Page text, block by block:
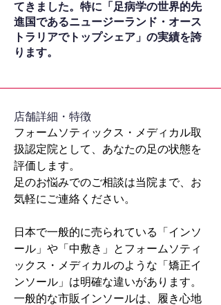
てきました。特に「足病学の世界的先
進国であるニュージーランド・オース
トラリアでトップシェア」の実績を誇
ります。
​店舗詳細・特徴
フォームソティックス・メディカル取
扱認定院として、あなたの足の状態を
評価します。
足のお悩みでのご相談は当院まで、お
気軽にご連絡ください。
日本で一般的に売られている「インソ
ール」や「中敷き」とフォームソティ
ックス・メディカルのような「矯正イ
ンソール」は明確な違いがあります。
一般的な市販インソールは、履き心地